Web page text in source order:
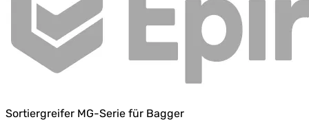
Sortiergreifer MG-Serie für Bagger